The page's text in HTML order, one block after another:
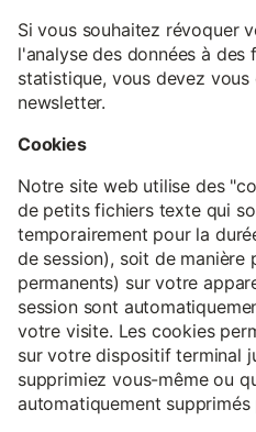
Si vous souhaitez révoquer
l'analyse des données à des
statistique, vous devez vous
newsletter.
Cookies
Notre site web utilise des
de petits fichiers texte qui
temporairement pour la
de session), soit de manière
permanents) sur votre
session sont
votre visite. Les cookies
sur votre dispositif terminal
supprimiez vous-même ou
automatiquement